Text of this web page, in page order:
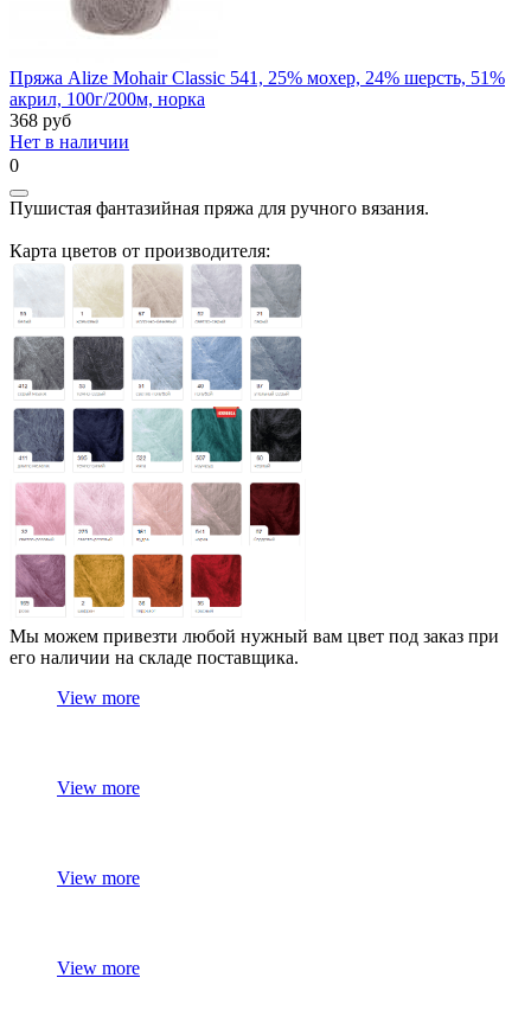
Пряжа Alize Mohair Classic 541, 25% мохер, 24% шерсть, 51%
акрил, 100г/200м, норка
368 руб
Нет в наличии
0
Пушистая фантазийная пряжа для ручного вязания.
Карта цветов от производителя:
Мы можем привезти любой нужный вам цвет под заказ при
его наличии на складе поставщика.
View more
View more
View more
View more